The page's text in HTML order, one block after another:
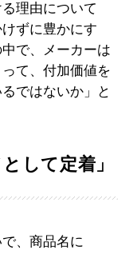
理由について
ずに豊かにす
で、メーカーは
て、付加価値を
ではないか」と
して定着」
、商品名に